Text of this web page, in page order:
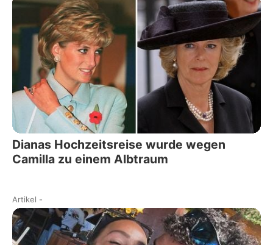
Dianas Hochzeitsreise wurde wegen
Camilla zu einem Albtraum
Artikel -